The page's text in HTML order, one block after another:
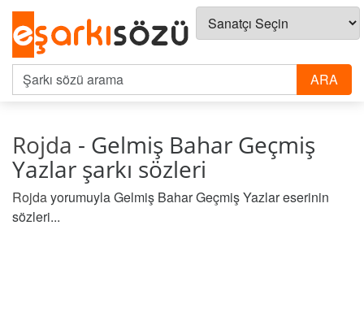
Rojda - Gelmiş Bahar Geçmiş
Yazlar şarkı sözleri
Rojdayorumuyla Gelmiş Bahar Geçmiş Yazlar eserinin
sözleri...